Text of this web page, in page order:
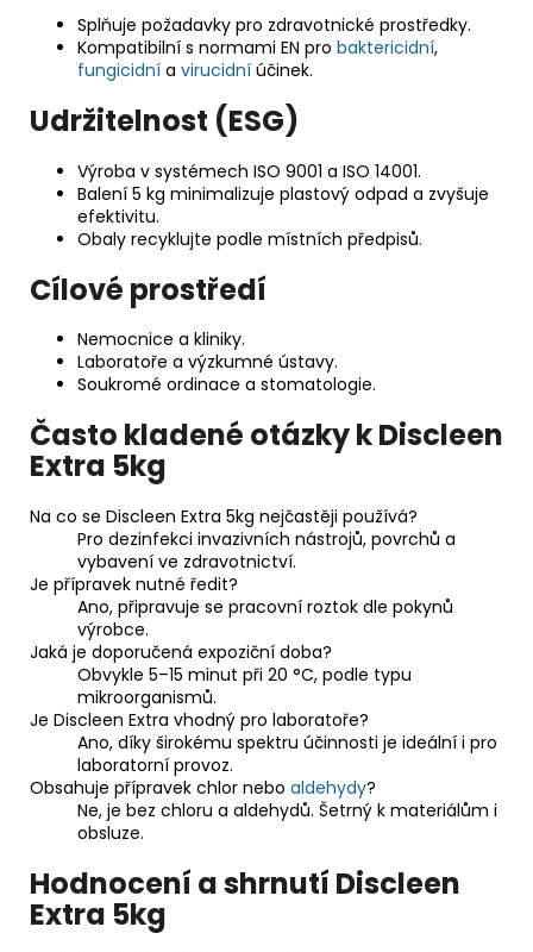
Splňuje požadavky pro zdravotnické prostředky.
Kompatibilní s normami EN pro baktericidní,
fungicidní a virucidní účinek.
Udržitelnost (ESG)
Výroba v systémech ISO 9001 a ISO 14001.
Balení 5 kg minimalizuje plastový odpad a zvyšuje
efektivitu.
Obaly recyklujte podle místních předpisů.
Cílové prostředí
Nemocnice a kliniky.
Laboratoře a výzkumné ústavy.
Soukromé ordinace a stomatologie.
Často kladené otázky k Discleen
Extra 5kg
Na co se Discleen Extra 5kg nejčastěji používá?
Pro dezinfekci invazivních nástrojů, povrchů a
vybavení ve zdravotnictví.
Je přípravek nutné ředit?
Ano, připravuje se pracovní roztok dle pokynů
výrobce.
Jaká je doporučená expoziční doba?
Obvykle 5–15 minut při 20 °C, podle typu
mikroorganismů.
Je Discleen Extra vhodný pro laboratoře?
Ano, díky širokému spektru účinnosti je ideální i pro
laboratorní provoz.
Obsahuje přípravek chlor nebo aldehydy?
Ne, je bez chloru a aldehydů. Šetrný k materiálům i
obsluze.
Hodnocení a shrnutí Discleen
Extra 5kg